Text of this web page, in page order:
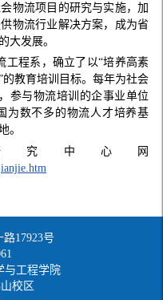
物流项目的研究与实施，加
物流行业解决方案，成为省
大发展。
工程系，确立了以“培养高素
教育培训目标。每年为社会
参与物流培训的企事业单位
为数不多的物流人才培养基
。
究中心网
17923号
与工程学院
校区